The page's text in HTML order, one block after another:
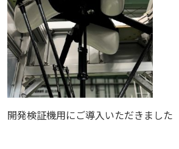
開発検証機用にご導入いただきました